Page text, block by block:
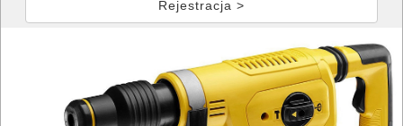
Rejestracja >